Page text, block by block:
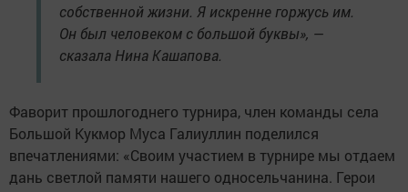
собственной жизни. Я искренне горжусь им.
Он был человеком с большой буквы», —
сказала Нина Кашапова.
Фаворит прошлогоднего турнира, член команды села
Большой Кукмор Муса Галиуллин поделился
впечатлениями: «Своим участием в турнире мы отдаем
дань светлой памяти нашего односельчанина. Герои